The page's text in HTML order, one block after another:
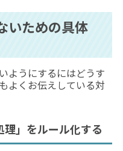
いための具体
ようにするにはどうす
よくお伝えしている対
理」をルール化する